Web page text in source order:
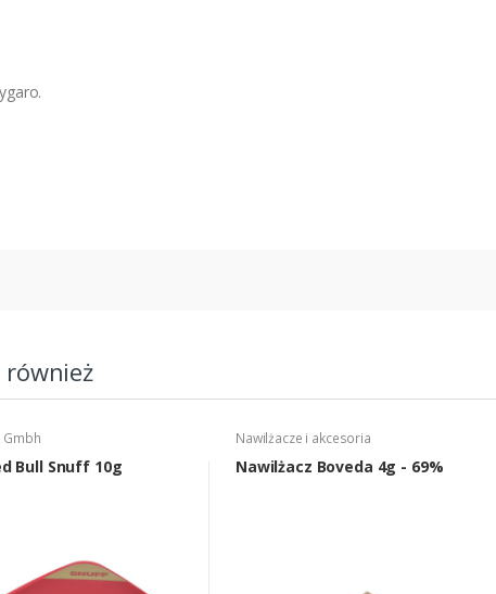
Gmbh
Bull Snuff 10g
Nawilżacze i akcesoria
Nawilżacz Boveda 4g - 69%